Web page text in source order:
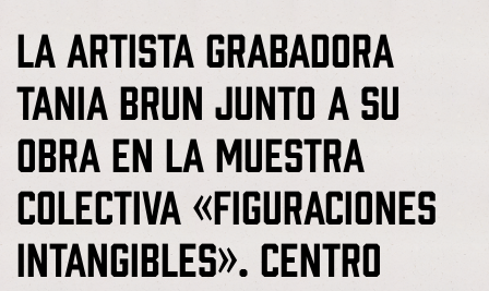
La artista grabadora
Tania Brun junto a su
obra en la muestra
colectiva «Figuraciones
Intangibles». Centro